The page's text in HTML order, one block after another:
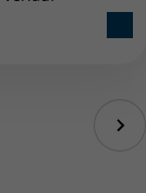
geben Sie